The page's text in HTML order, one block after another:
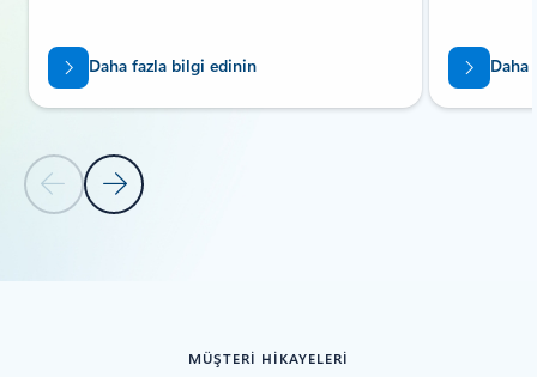
Önceki SlaytSonraki Slayt
Daha fazla bilgi edinin Daha
MÜŞTERİ HİKAYELERİ